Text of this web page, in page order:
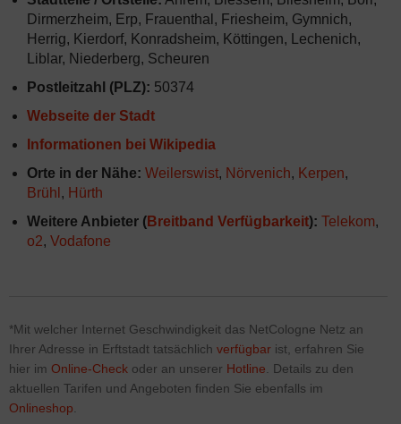
Dirmerzheim, Erp, Frauenthal, Friesheim, Gymnich,
Herrig, Kierdorf, Konradsheim, Köttingen, Lechenich,
Liblar, Niederberg, Scheuren
Postleitzahl (PLZ): 50374
Webseite der Stadt
Informationen bei Wikipedia
Orte in der Nähe: Weilerswist, Nörvenich, Kerpen,
Brühl , Hürth
Weitere Anbieter (Breitband Verfügbarkeit): Telekom,
o2, Vodafone
*Mit welcher Internet Geschwindigkeit das NetCologne Netz an
Ihrer Adresse in Erftstadt tatsächlich verfügbar ist, erfahren Sie
hier im Online-Check oder an unserer Hotline . Details zu den
aktuellen Tarifen und Angeboten finden Sie ebenfalls im
Onlineshop